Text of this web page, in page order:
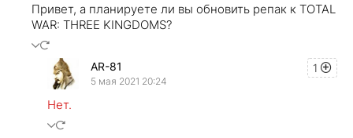
Привет, а планируете ли вы обновить репак к TOTAL
WAR: THREE KINGDOMS?
1
AR-81
5 мая 2021 20:24
Нет.